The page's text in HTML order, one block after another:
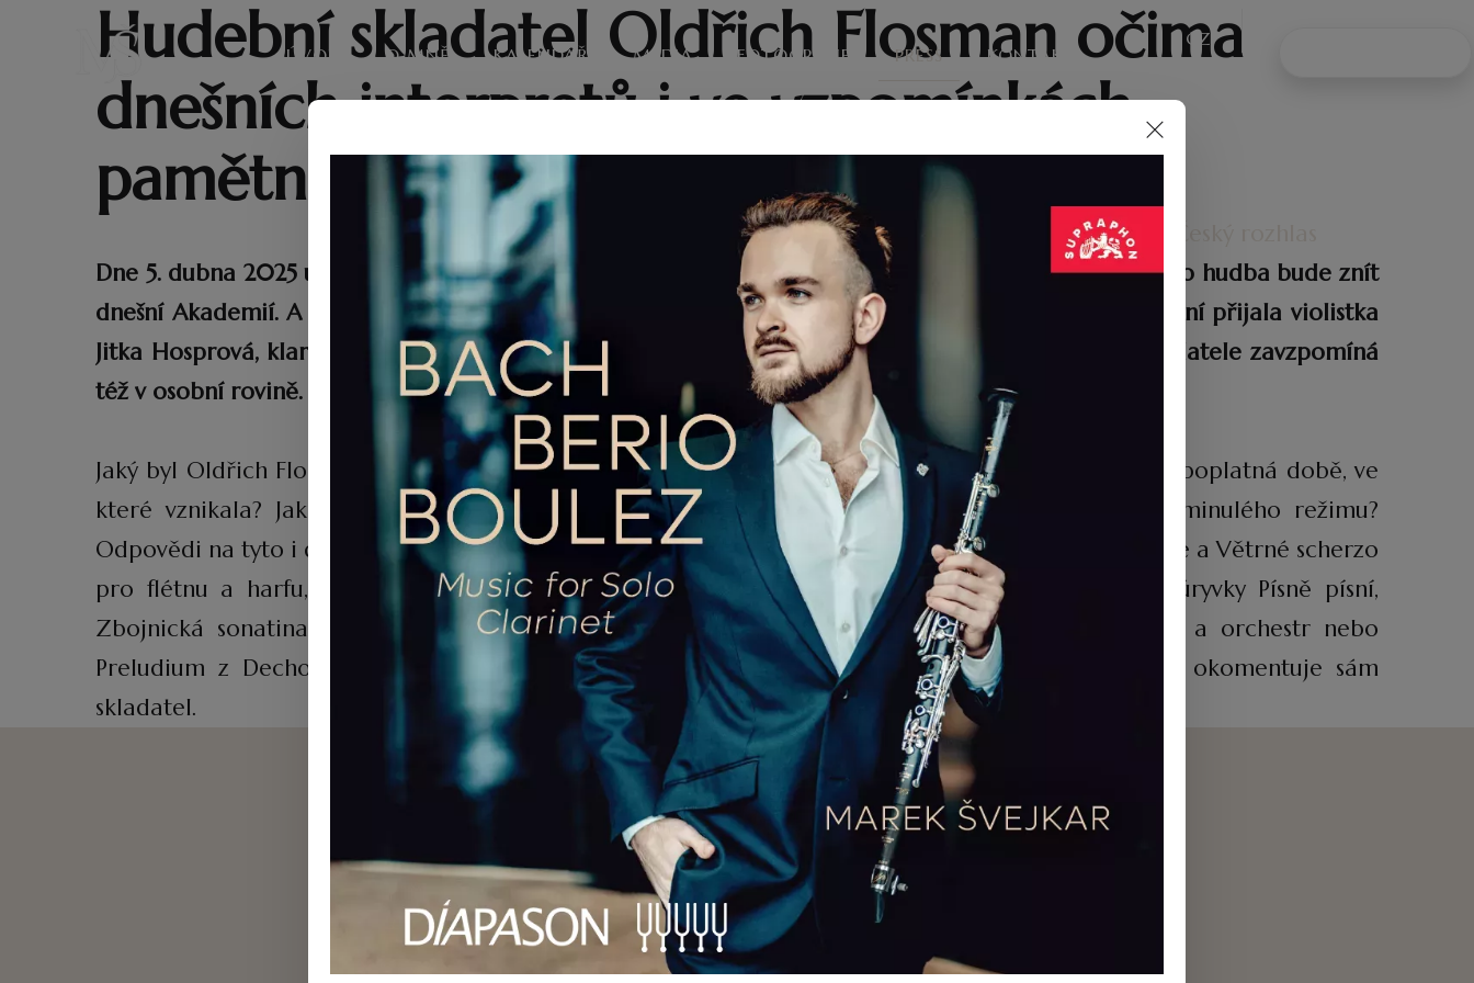
ÚVOD O MNĚ KALENDÁŘ MÉDIA FOTOGRAFIE PRESS KONTAKT
Hudební skladatel Oldřich Flosman očima
dnešních interpretů i ve vzpomínkách
pamětníků.
Zdeněk Havlíček / Český rozhlas
Dne 5. dubna 2025 uplynulo 100 let od narození hudebního skladatele Oldřicha Flosmana. Právě jeho hudba bude znít
dnešní Akademií. A bude také předmětem rozhovorů se čtyřmi interprety, kteří se jí zabývají. Pozvání přijala violistka
Jitka Hosprová, klarinetista Marek Švejkar nebo dirigenti Chuhei Iwasaki a Jiří Malát, který na skladatele zavzpomíná
též v osobní rovině.
Jaký byl Oldřich Flosman a jaká je jeho hudba? Je nadčasová a zaslouží si být hrána i dnes, nebo je poplatná době, ve
které vznikala? Jak se jednotliví hosté staví k Flosmanově hudebně-politické angažovanosti za minulého režimu?
Odpovědi na tyto i další otázky hledejte v dnešní Akademii. Z Flosmanových kompozic zazní Romance a Větrné scherzo
pro flétnu a harfu, 3. věta z flétnového koncertu, Milostné variace pro baryton a smyčce na úryvky Písně písní,
Zbojnická sonatina pro klarinet a klavír, Tři fugy pro smyčce, Michelangelův kámen pro violu a orchestr nebo
Preludium z Dechového kvintetu č. 2, který prostřednictvím archivního rozhlasového rozhovoru okomentuje sám
skladatel.